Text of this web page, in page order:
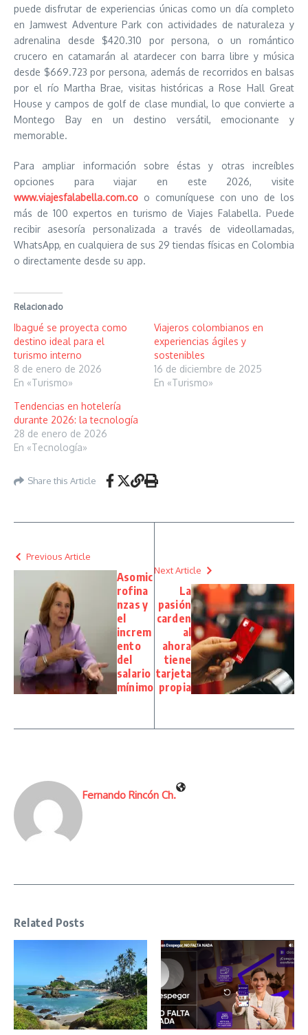
puede disfrutar de experiencias únicas como un día completo
en Jamwest Adventure Park con actividades de naturaleza y
adrenalina desde $420.310 por persona, o un romántico
crucero en catamarán al atardecer con barra libre y música
desde $669.723 por persona, además de recorridos en balsas
por el río Martha Brae, visitas históricas a Rose Hall Great
House y campos de golf de clase mundial, lo que convierte a
Montego Bay en un destino versátil, emocionante y
memorable.
Para ampliar información sobre éstas y otras increíbles
opciones para viajar en este 2026, visite
www.viajesfalabella.com.co o comuníquese con uno de los
más de 100 expertos en turismo de Viajes Falabella. Puede
recibir asesoría personalizada a través de videollamadas,
WhatsApp, en cualquiera de sus 29 tiendas físicas en Colombia
o directamente desde su app.
Relacionado
Ibagué se proyecta como
destino ideal para el
turismo interno
8 de enero de 2026
En «Turismo»
Viajeros colombianos en
experiencias ágiles y
sostenibles
16 de diciembre de 2025
En «Turismo»
Tendencias en hotelería
durante 2026: la tecnología
28 de enero de 2026
En «Tecnología»
Share this Article
Previous Article
Asomic
rofina
nzas y
el
increm
ento
del
salario
mínimo
Next Article
La
pasión
carden
al
ahora
tiene
tarjeta
propia
Fernando Rincón Ch.
Related Posts